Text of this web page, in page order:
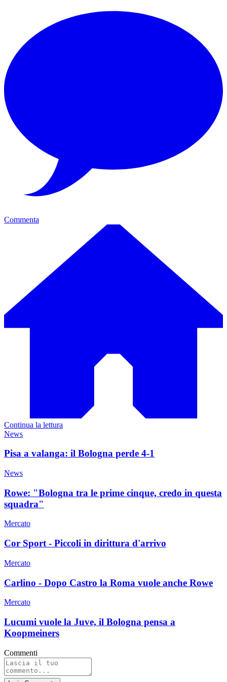
Commenta
Continua la lettura
News
Pisa a valanga: il Bologna perde 4-1
News
Rowe: "Bologna tra le prime cinque, credo in questa
squadra"
Mercato
Cor Sport - Piccoli in dirittura d'arrivo
Mercato
Carlino - Dopo Castro la Roma vuole anche Rowe
Mercato
Lucumi vuole la Juve, il Bologna pensa a
Koopmeiners
Commenti